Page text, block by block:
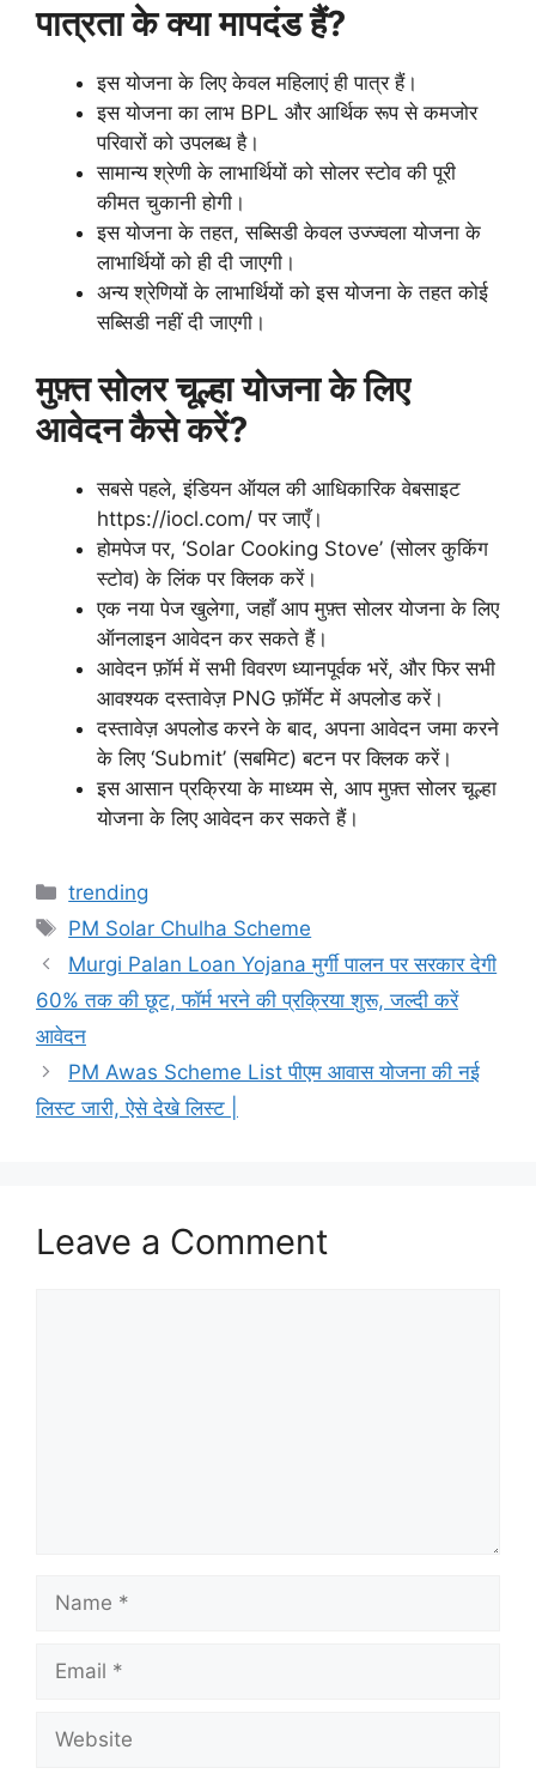
पात्रता के क्या मापदंड हैं?
इस योजना के लिए केवल महिलाएं ही पात्र हैं।
इस योजना का लाभ BPL और आर्थिक रूप से कमजोर
परिवारों को उपलब्ध है।
सामान्य श्रेणी के लाभार्थियों को सोलर स्टोव की पूरी
कीमत चुकानी होगी।
इस योजना के तहत, सब्सिडी केवल उज्ज्वला योजना के
लाभार्थियों को ही दी जाएगी।
अन्य श्रेणियों के लाभार्थियों को इस योजना के तहत कोई
सब्सिडी नहीं दी जाएगी।
मुफ़्त सोलर चूल्हा योजना के लिए
आवेदन कैसे करें?
सबसे पहले, इंडियन ऑयल की आधिकारिक वेबसाइट
https://iocl.com/ पर जाएँ।
होमपेज पर, ‘Solar Cooking Stove’ (सोलर कुकिंग
स्टोव) के लिंक पर क्लिक करें।
एक नया पेज खुलेगा, जहाँ आप मुफ़्त सोलर योजना के लिए
ऑनलाइन आवेदन कर सकते हैं।
आवेदन फ़ॉर्म में सभी विवरण ध्यानपूर्वक भरें, और फिर सभी
आवश्यक दस्तावेज़ PNG फ़ॉर्मेट में अपलोड करें।
दस्तावेज़ अपलोड करने के बाद, अपना आवेदन जमा करने
के लिए ‘Submit’ (सबमिट) बटन पर क्लिक करें।
इस आसान प्रक्रिया के माध्यम से, आप मुफ़्त सोलर चूल्हा
योजना के लिए आवेदन कर सकते हैं।
Categories
trending
Tags
PM Solar Chulha Scheme
Murgi Palan Loan Yojana मुर्गी पालन पर सरकार देगी
60% तक की छूट, फॉर्म भरने की प्रक्रिया शुरू, जल्दी करें
आवेदन
PM Awas Scheme List पीएम आवास योजना की नई
लिस्ट जारी, ऐसे देखे लिस्ट |
Leave a Comment